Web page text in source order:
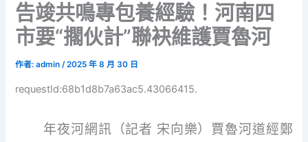
告竣共鳴專包養經驗！河南四
市要“擱伙計”聯袂維護賈魯河
作者:admin/2025 年 8 月 30 日
requestId:68b1d8b7a63ac5.43066415.
年夜河網訊（記者 宋向樂）賈魯河道經鄭